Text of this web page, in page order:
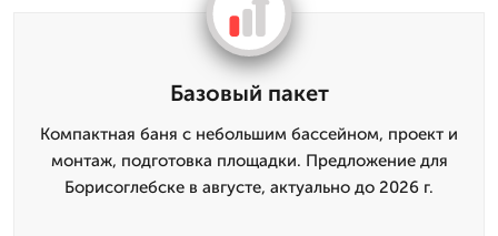
Базовый пакет
Компактная баня с небольшим бассейном, проект и
монтаж, подготовка площадки. Предложение для
Борисоглебске в августе, актуально до 2026 г.